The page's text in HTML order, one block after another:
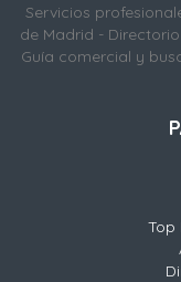
Servicios
de Madrid -
Guía comercial y
Top